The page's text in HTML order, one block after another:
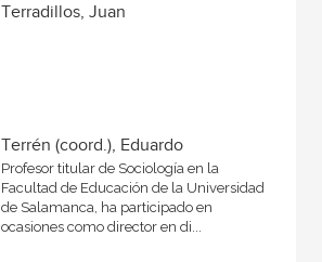
Terradillos, Juan
Terrén (coord.), Eduardo
Profesor titular de Sociología en la
Facultad de Educación de la Universidad
de Salamanca, ha participado en
ocasiones como director en di...